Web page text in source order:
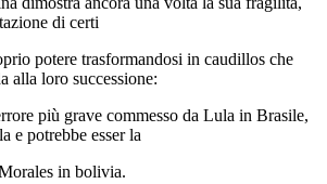
di certi
potere trasformandosi in caudillos che
alla loro successione:
più grave commesso da Lula in Brasile,
e potrebbe esser la
in bolivia.